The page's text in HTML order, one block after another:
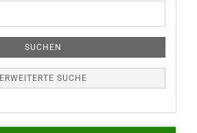
SUCHEN
ERWEITERTE SUCHE